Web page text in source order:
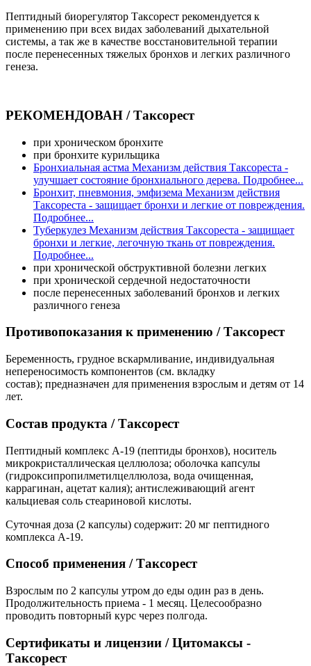
Пептидный биорегулятор Таксорест рекомендуется к
применению при всех видах заболеваний дыхательной
системы, а так же в качестве восстановительной терапии
после перенесенных тяжелых бронхов и легких различного
генеза.
РЕКОМЕНДОВАН / Таксорест
при хроническом бронхите
при бронхите курильщика
Бронхиальная астма Механизм действия Таксореста -
улучшает состояние бронхиального дерева. Подробнее...
Бронхит, пневмония, эмфизема Механизм действия
Таксореста - защищает бронхи и легкие от повреждения.
Подробнее...
Туберкулез Механизм действия Таксореста - защищает
бронхи и легкие, легочную ткань от повреждения.
Подробнее...
при хронической обструктивной болезни легких
при хронической сердечной недостаточности
после перенесенных заболеваний бронхов и легких
различного генеза
Противопоказания к применению / Таксорест
Беременность, грудное вскармливание, индивидуальная
непереносимость компонентов (см. вкладку
состав); предназначен для применения взрослым и детям от 14
лет.
Состав продукта / Таксорест
Пептидный комплекс A-19 (пептиды бронхов), носитель
микрокристаллическая целлюлоза; оболочка капсулы
(гидроксипропилметилцеллюлоза, вода очищенная,
каррагинан, ацетат калия); антислеживающий агент
кальциевая соль стеариновой кислоты.
Суточная доза (2 капсулы) содержит: 20 мг пептидного
комплекса А-19.
Способ применения / Таксорест
Взрослым по 2 капсулы утром до еды один раз в день.
Продолжительность приема - 1 месяц. Целесообразно
проводить повторный курс через полгода.
Сертификаты и лицензии / Цитомаксы -
Таксорест